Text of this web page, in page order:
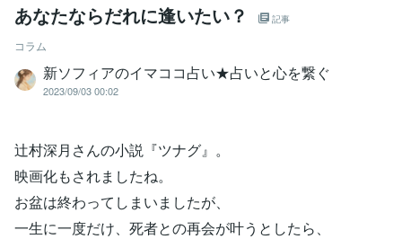
あなたならだれに逢いたい？ 記事
コラム
新ソフィアのイマココ占い★占いと心を繋ぐ
2023/09/03 00:02
辻村深月さんの小説『ツナグ』。
映画化もされましたね。
お盆は終わってしまいましたが、
一生に一度だけ、死者との再会が叶うとしたら、